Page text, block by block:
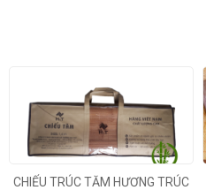
CHIẾU TRÚC TĂM HƯƠNG TRÚC